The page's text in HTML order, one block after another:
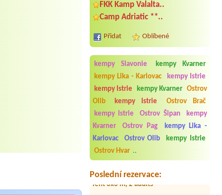
FKK Kamp Valalta..
Camp Adriatic **..
Přidat Oblíbené
kempy Slavonie
kempy Kvarner
kempy Lika - Karlovac
kempy Istrie
kempy Istrie
kempy Kvarner
Ostrov
Olib
kempy Istrie
Ostrov Brač
kempy Istrie
Ostrov Šipan
kempy
Kvarner
Ostrov Pag
kempy Lika -
Karlovac
Ostrov Olib
kempy Istrie
Ostrov Hvar ..
Poslední rezervace:
Termín od 2026-08-08 | Camp Zdovica
Termín od 2026-08-14 |Camp Baško
Polje ***
Tent 3x3 m, 2 adults